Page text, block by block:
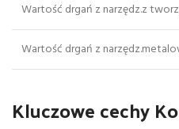
Wartość drgań z narzędz.z
Wartość drgań z
Kluczowe cechy